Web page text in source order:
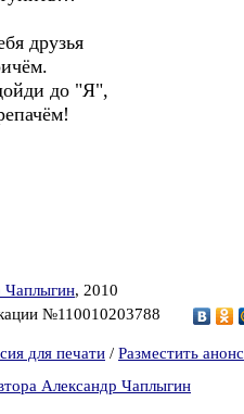
друзья
до "Я",
Чаплыгин, 2010
№110010203788
для печати / Разместить анонс
Александр Чаплыгин